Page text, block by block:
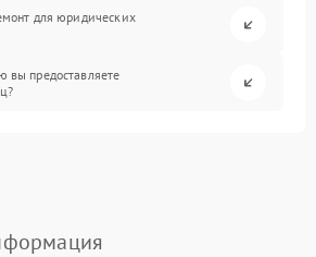
для юридических
вы предоставляете